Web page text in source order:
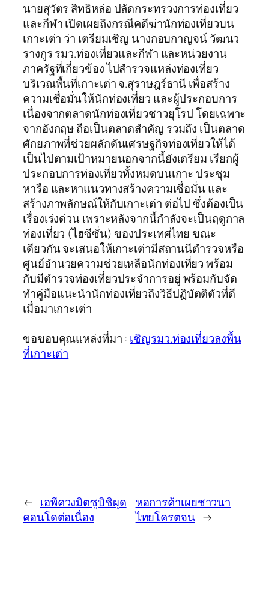
นายสุวัตร สิทธิหล่อ ปลัดกระทรวงการท่องเที่ยว
และกีฬา เปิดเผยถึงกรณีคดีฆ่านักท่องเที่ยวบน
เกาะเต่า ว่า เตรียมเชิญ นางกอบกาญจน์ วัฒนว
รางกูร รมว.ท่องเที่ยวและกีฬา และหน่วยงาน
ภาครัฐที่เกี่ยวข้อง ไปสำรวจแหล่งท่องเที่ยว
บริเวณพื้นที่เกาะเต่า จ.สุราษฎร์ธานี เพื่อสร้าง
ความเชื่อมั่นให้นักท่องเที่ยว และผู้ประกอบการ
เนื่องจากตลาดนักท่องเที่ยวชาวยุโรป โดยเฉพาะ
จากอังกฤษ ถือเป็นตลาดสำคัญ รวมถึง เป็นตลาด
ศักยภาพที่ช่วยผลักดันเศรษฐกิจท่องเที่ยวให้ได้
เป็นไปตามเป้าหมายนอกจากนี้ยังเตรียม เรียกผู้
ประกอบการท่องเที่ยวทั้งหมดบนเกาะ ประชุม
หารือ และหาแนวทางสร้างความเชื่อมั่น และ
สร้างภาพลักษณ์ให้กับเกาะเต่า ต่อไป ซึ่งต้องเป็น
เรื่องเร่งด่วน เพราะหลังจากนี้กำลังจะเป็นฤดูกาล
ท่องเที่ยว (ไฮซีซั่น) ของประเทศไทย ขณะ
เดียวกัน จะเสนอให้เกาะเต่ามีสถานนีตำรวจหรือ
ศูนย์อำนวยความช่วยเหลือนักท่องเที่ยว พร้อม
กับมีตำรวจท่องเที่ยวประจำการอยู่ พร้อมกับจัด
ทำคู่มือแนะนำนักท่องเที่ยวถึงวิธีปฏิบัตติตัวที่ดี
เมื่อมาเกาะเต่า
ขอขอบคุณแหล่งที่มา : เชิญรมว.ท่องเที่ยวลงพื้น
ที่เกาะเต่า
← เอพีควงมิตซูบิชิผุด
คอนโดต่อเนื่อง
หอการค้าเผยชาวนา
ไทยโครตจน →